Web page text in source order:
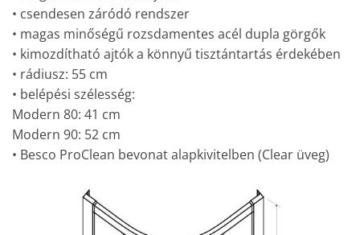
• csendesen záródó rendszer
• magas minőségű rozsdamentes acél dupla görgők
• kimozdítható ajtók a könnyű tisztántartás érdekében
• rádiusz: 55 cm
• belépési szélesség:
Modern 80: 41 cm
Modern 90: 52 cm
• Besco ProClean bevonat alapkivitelben (Clear üveg)